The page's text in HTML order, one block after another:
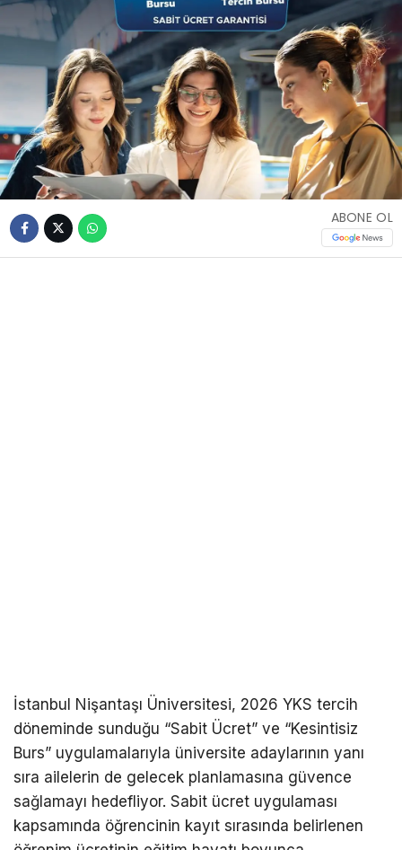
ABONE OL
İstanbul Nişantaşı Üniversitesi, 2026 YKS tercih
döneminde sunduğu “Sabit Ücret” ve “Kesintisiz
Burs” uygulamalarıyla üniversite adaylarının yanı
sıra ailelerin de gelecek planlamasına güvence
sağlamayı hedefliyor. Sabit ücret uygulaması
kapsamında öğrencinin kayıt sırasında belirlenen